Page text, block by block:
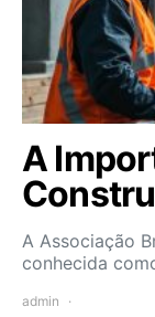
A
A Associação
conhecida
admin